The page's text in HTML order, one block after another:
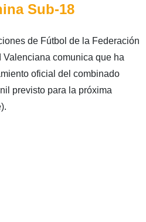
Sub-18
de Fútbol de la Federación
comunica que ha
oficial del combinado
previsto para la próxima